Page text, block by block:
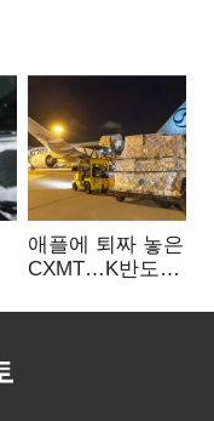
애플에 퇴짜 놓은
CXMT…K반도체